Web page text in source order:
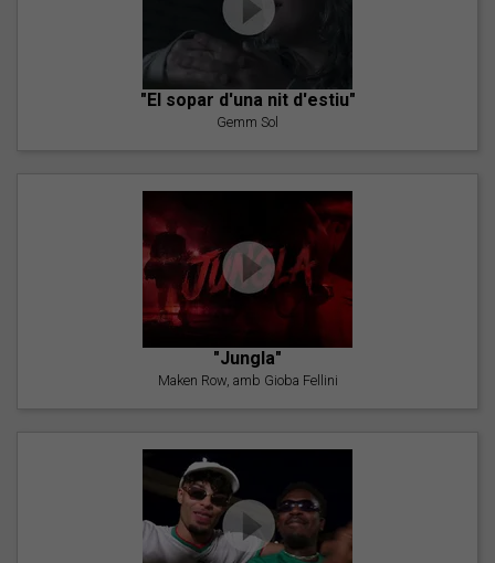
"El sopar d'una nit d'estiu"
Gemm Sol
"Jungla"
Maken Row, amb Gioba Fellini